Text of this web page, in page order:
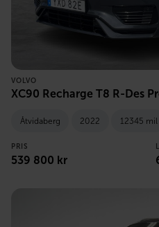
VOLVO
XC90 Recharge T8 R-Des
Åtvidaberg 2022 12345 mil
PRIS
539 800 kr